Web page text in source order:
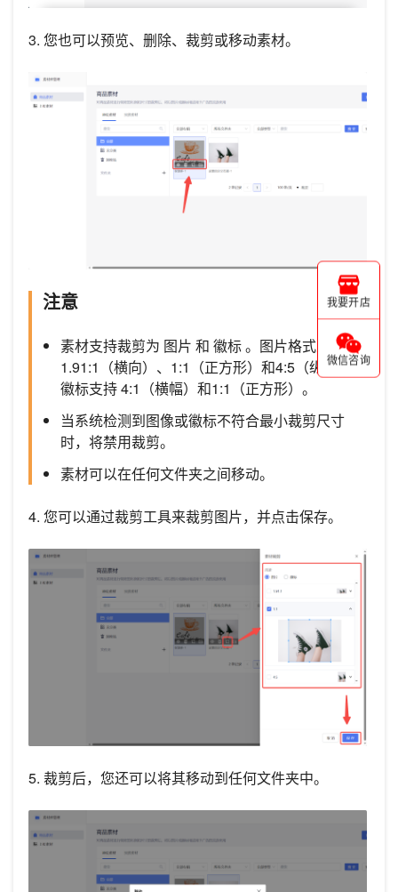
3. 您也可以预览、删除、裁剪或移动素材。
注意
素材支持裁剪为 图片 和 徽标 。图片格式支持
1.91:1（横向）、1:1（正方形）和4:5（纵向），
徽标支持 4:1（横幅）和1:1（正方形）。
当系统检测到图像或徽标不符合最小裁剪尺寸
时，将禁用裁剪。
素材可以在任何文件夹之间移动。
4. 您可以通过裁剪工具来裁剪图片，并点击保存。
5. 裁剪后，您还可以将其移动到任何文件夹中。
我要开店
微信咨询